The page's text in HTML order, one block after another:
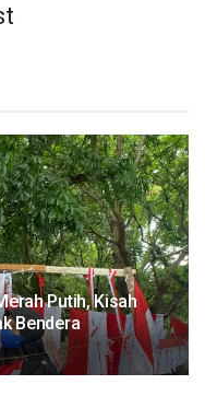
Putih, Kisah
Bendera